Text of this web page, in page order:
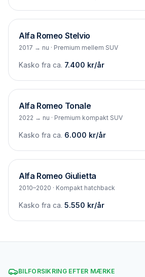
Alfa Romeo Stelvio
2017 → nu · Premium mellem SUV
Kasko fra ca. 7.400 kr/år
Alfa Romeo Tonale
2022 → nu · Premium kompakt SUV
Kasko fra ca. 6.000 kr/år
Alfa Romeo Giulietta
2010–2020 · Kompakt hatchback
Kasko fra ca. 5.550 kr/år
BILFORSIKRING EFTER MÆRKE